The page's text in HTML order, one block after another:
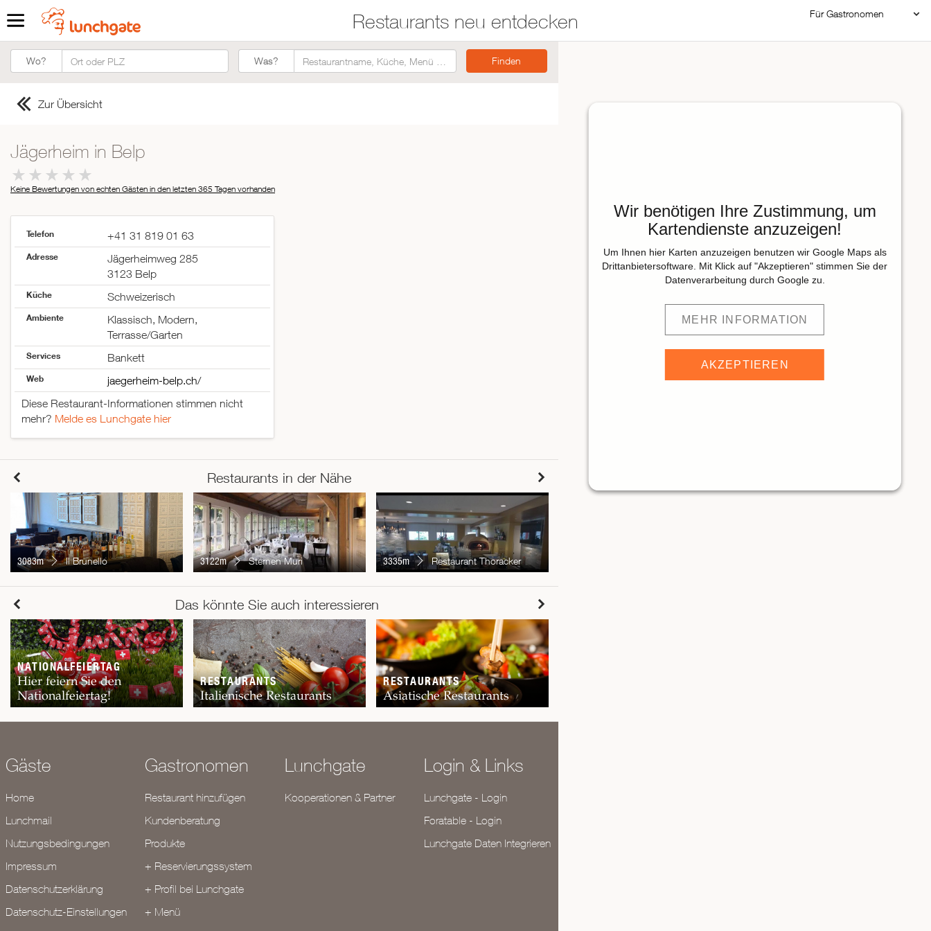
Restaurants neu entdecken
Für Gastronomen
ZUR STARTSEITE
Wo? Was?Was?
Zur Übersicht
Jägerheim in Belp
Keine Bewertungen von echten Gästen in den letzten 365 Tagen vorhanden
Telefon +41 31 819 01 63
Adresse
Jägerheimweg 285
3123 Belp
Küche Schweizerisch
Ambiente
Klassisch, Modern,
Terrasse/Garten
Services Bankett
Web
jaegerheim-belp.ch/
Diese Restaurant-Informationen stimmen nicht
mehr? Melde es Lunchgate hier
Restaurants in der Nähe
3083m Il Brunello 3122m Sternen Muri 3335m Restaurant Thoracker
Das könnte Sie auch interessieren
NATIONALFEIERTAG
Hier feiern Sie den
Nationalfeiertag!
RESTAURANTS
Italienische Restaurants
RESTAURANTS
Asiatische Restaurants
Gäste
Home
Lunchmail
Nutzungsbedingungen
Impressum
Datenschutzerklärung
Datenschutz-Einstellungen
Gastronomen
Restaurant hinzufügen
Kundenberatung
Produkte
+ Reservierungssystem
+ Profil bei Lunchgate
+ Menü
Lunchgate
Kooperationen & Partner
Login & Links
Lunchgate - Login
Foratable - Login
Lunchgate Daten Integrieren
Wir benötigen Ihre Zustimmung, um
Kartendienste anzuzeigen!
Um Ihnen hier Karten anzuzeigen benutzen wir Google Maps als
Drittanbietersoftware. Mit Klick auf "Akzeptieren" stimmen Sie der
Datenverarbeitung durch Google zu.
MEHR INFORMATION
AKZEPTIEREN